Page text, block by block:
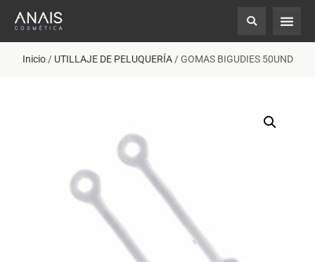
Inicio/ UTILLAJE DE PELUQUERÍA/ GOMAS BIGUDIES 50UND